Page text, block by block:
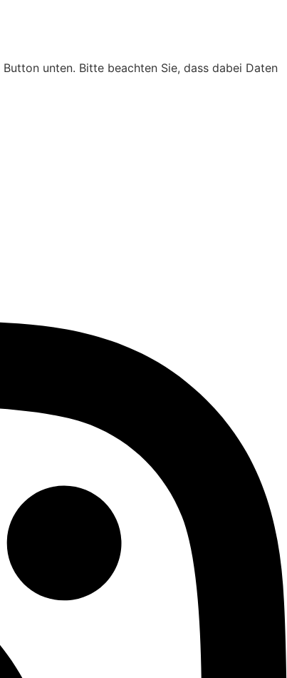
unten. Bitte beachten Sie, dass dabei Daten